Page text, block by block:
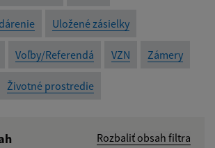
Uložené zásielky
Voľby/Referendá VZN Zámery
Životné prostredie
Rozbaliť obsah filtra